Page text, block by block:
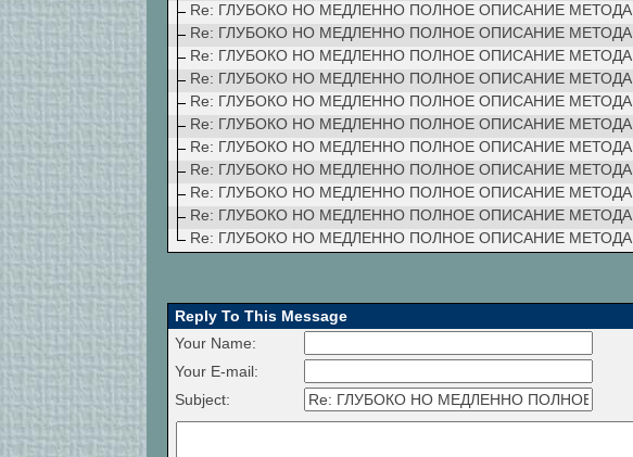
Re: ГЛУБОКО НО МЕДЛЕННО ПОЛНОЕ ОПИСАНИЕ МЕТОДА
Re: ГЛУБОКО НО МЕДЛЕННО ПОЛНОЕ ОПИСАНИЕ МЕТОДА
Re: ГЛУБОКО НО МЕДЛЕННО ПОЛНОЕ ОПИСАНИЕ МЕТОДА
Re: ГЛУБОКО НО МЕДЛЕННО ПОЛНОЕ ОПИСАНИЕ МЕТОДА
Re: ГЛУБОКО НО МЕДЛЕННО ПОЛНОЕ ОПИСАНИЕ МЕТОДА
Re: ГЛУБОКО НО МЕДЛЕННО ПОЛНОЕ ОПИСАНИЕ МЕТОДА
Re: ГЛУБОКО НО МЕДЛЕННО ПОЛНОЕ ОПИСАНИЕ МЕТОДА
Re: ГЛУБОКО НО МЕДЛЕННО ПОЛНОЕ ОПИСАНИЕ МЕТОДА
Re: ГЛУБОКО НО МЕДЛЕННО ПОЛНОЕ ОПИСАНИЕ МЕТОДА
Re: ГЛУБОКО НО МЕДЛЕННО ПОЛНОЕ ОПИСАНИЕ МЕТОДА
Re: ГЛУБОКО НО МЕДЛЕННО ПОЛНОЕ ОПИСАНИЕ МЕТОДА
Reply To This Message
Your Name:
Your E-mail:
Subject: